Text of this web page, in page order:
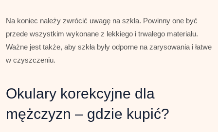
Na koniec należy zwrócić uwagę na szkła. Powinny one być
przede wszystkim wykonane z lekkiego i trwałego materiału.
Ważne jest także, aby szkła były odporne na zarysowania i łatwe
w czyszczeniu.
Okulary korekcyjne dla
mężczyzn – gdzie kupić?